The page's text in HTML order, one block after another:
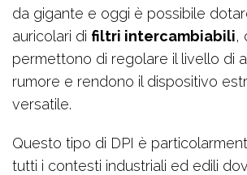
da gigante e oggi è possibile
auricolari di filtri intercambiabili,
permettono di regolare il livello di
rumore e rendono il dispositivo
versatile.
Questo tipo di DPI è
tutti i contesti industriali ed edili